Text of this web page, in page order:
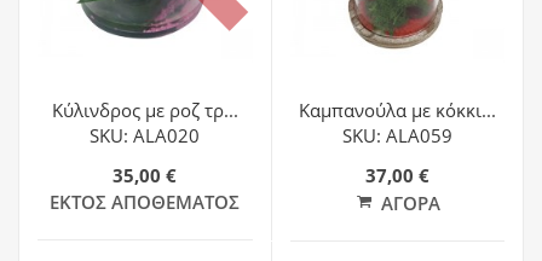
Κύλινδρος με ροζ τρ...
SKU: ALA020
35,00 €
ΕΚΤΌΣ ΑΠΟΘΈΜΑΤΟΣ
Καμπανούλα με κόκκι...
SKU: ALA059
37,00 €
ΑΓΟΡΆ